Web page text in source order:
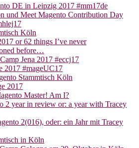
DE in Leipzig 2017 #mm17de
und Meet Magento Contribution Day
Köln
or 62 things I’ve never
before…
Jena 2017 #eccj17
2017 #mageUC17
Stammtisch Köln
2017
Master! Am I?
2 year in review or: a year with Tracey
2(016), oder: ein Jahr mit Tracey
in Köln